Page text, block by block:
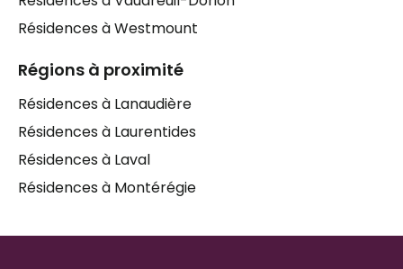
Résidences à Westmount
Régions à proximité
Résidences à Lanaudière
Résidences à Laurentides
Résidences à Laval
Résidences à Montérégie